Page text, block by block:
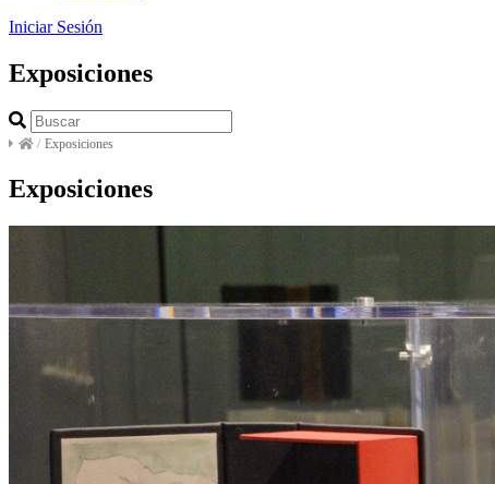
Iniciar Sesión
Exposiciones
/ Exposiciones
Exposiciones